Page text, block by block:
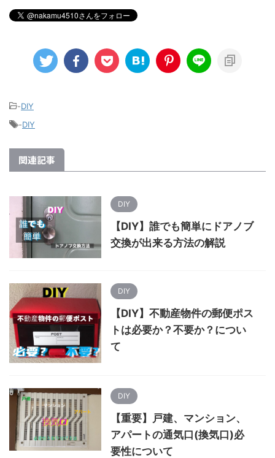
-DIY
-DIY
関連記事
DIY
【DIY】誰でも簡単にドアノブ
交換が出来る方法の解説
DIY
【DIY】不動産物件の郵便ポス
トは必要か？不要か？につい
て
DIY
【重要】戸建、マンション、
アパートの通気口(換気口)必
要性について